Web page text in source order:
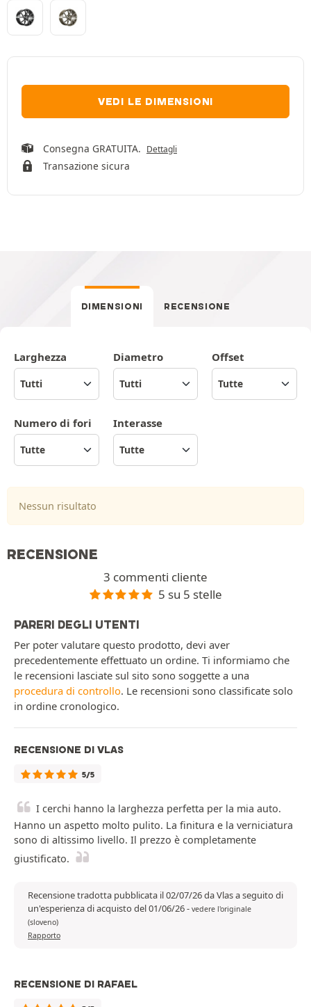
VEDI LE DIMENSIONI
Consegna GRATUITA. Dettagli
Transazione sicura
DIMENSIONI RECENSIONE
Larghezza Diametro Offset
Numero di fori Interasse
Nessun risultato
RECENSIONE
3 commenti cliente
5 su 5 stelle
PARERI DEGLI UTENTI
Per poter valutare questo prodotto, devi aver
precedentemente effettuato un ordine. Ti informiamo che
le recensioni lasciate sul sito sono soggette a una
procedura di controllo. Le recensioni sono classificate solo
in ordine cronologico.
RECENSIONE DI VLAS
5/5
I cerchi hanno la larghezza perfetta per la mia auto.
Hanno un aspetto molto pulito. La finitura e la verniciatura
sono di altissimo livello. Il prezzo è completamente
giustificato.
Recensione tradotta pubblicata il 02/07/26 da Vlas a seguito di
un'esperienza di acquisto del 01/06/26- vedere l'originale
(sloveno)
Rapporto
RECENSIONE DI RAFAEL